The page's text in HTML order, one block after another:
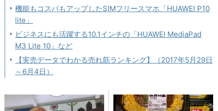
機能もコスパもアップしたSIMフリースマホ「HUAWEI P10
lite」
ビジネスにも活躍する10.1インチの「HUAWEI MediaPad
M3 Lite 10」など
【実売データでわかる売れ筋ランキング】（2017年5月29日
～6月4日）